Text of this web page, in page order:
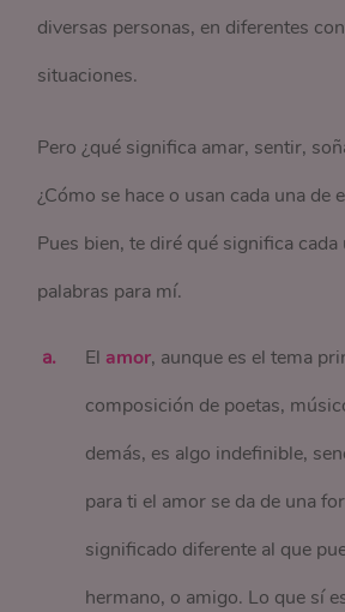
diversas personas, en diferentes
situaciones.
Pero ¿qué significa amar, sentir,
¿Cómo se hace o usan cada una de
Pues bien, te diré qué significa cada
palabras para mí.
El amor, aunque es el tema
composición de poetas,
demás, es algo indefinible,
para ti el amor se da de una
significado diferente al que
hermano, o amigo. Lo que sí